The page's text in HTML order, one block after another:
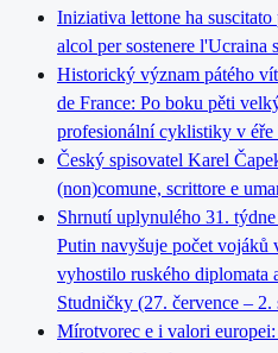
Iniziativa lettone ha
alcol per sostenere l'Ucraina
Historický význam pátého
de France: Po boku pěti
profesionální cyklistiky v
Český spisovatel Karel
(non)comune, scrittore e
Shrnutí uplynulého 31.
Putin navyšuje počet vojáků
vyhostilo ruského diplomata
Studničky (27. července – 2.
Mírotvorec e i valori